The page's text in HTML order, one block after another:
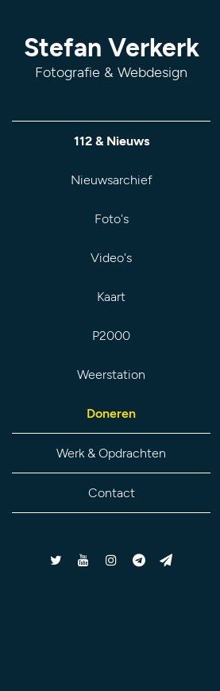
Stefan Verkerk
Fotografie & Webdesign
112 & Nieuws
Nieuwsarchief
Foto's
Video's
Kaart
P2000
Weerstation
Doneren
Werk & Opdrachten
Contact